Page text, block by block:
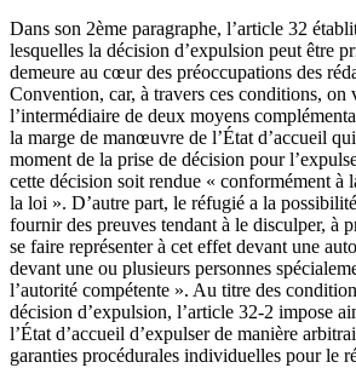
Dans son 2ème paragraphe, l’article 32
lesquelles la décision d’expulsion peut être
demeure au cœur des préoccupations des
Convention, car, à travers ces conditions, on
l’intermédiaire de deux moyens
la marge de manœuvre de l’État d’accueil
moment de la prise de décision pour
cette décision soit rendue « conformément à
la loi ». D’autre part, le réfugié a la
fournir des preuves tendant à le disculper, à
se faire représenter à cet effet devant une
devant une ou plusieurs personnes
l’autorité compétente ». Au titre des
décision d’expulsion, l’article 32-2 impose
l’État d’accueil d’expulser de manière
garanties procédurales individuelles pour le